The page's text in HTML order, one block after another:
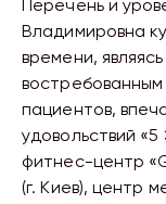
Перечень и
Владимировна
времени,
пациентов,
удовольствий
фитнес-центр
(г. Киев), центр